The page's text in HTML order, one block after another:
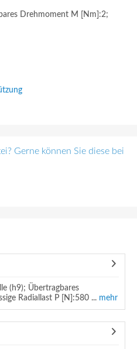
Drehmoment M [Nm]:2;
Gerne können Sie diese bei
(h9); Übertragbares
Radiallast P [N]:580 ... mehr